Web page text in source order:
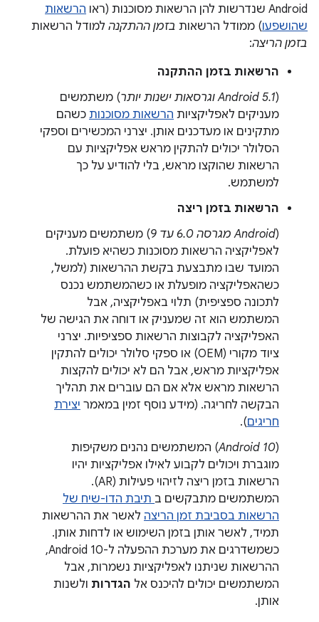
Android שנדרשות להן הרשאות מסוכנות (ראו
הרשאות
שהושפעו) ממודל הרשאות בזמן ההתקנה למודל הרשאות
בזמן הריצה:
הרשאות בזמן ההתקנה
(Android 5.1 וגרסאות ישנות יותר
) משתמשים
מעניקים לאפליקציות הרשאות מסוכנות כשהם
מתקינים או מעדכנים אותן. יצרני המכשירים וספקי
הסלולר יכולים להתקין מראש אפליקציות עם
הרשאות שהוקצו מראש, בלי להודיע על כך
למשתמש.
הרשאות בזמן ריצה
(Android מגרסה 6.0 עד 9
) משתמשים מעניקים
לאפליקציה הרשאות מסוכנות כשהיא פועלת.
המועד שבו מתבצעת בקשת ההרשאות (למשל,
כשהאפליקציה מופעלת או כשהמשתמש נכנס
לתכונה ספציפית) תלוי באפליקציה, אבל
המשתמש הוא זה שמעניק או דוחה את הגישה של
האפליקציה לקבוצות הרשאות ספציפיות. יצרני
ציוד מקורי (OEM) או ספקי סלולר יכולים להתקין
אפליקציות מראש, אבל הם לא יכולים להקצות
הרשאות מראש אלא אם הם עוברים את תהליך
הבקשה לחריגה. (מידע נוסף זמין במאמר יצירת
חריגים).
(
Android 10) המשתמשים נהנים משקיפות
מוגברת ויכולים לקבוע לאילו אפליקציות יהיו
הרשאות בזמן ריצה לזיהוי פעילות (AR).
המשתמשים מתבקשים ב תיבת הדו-שיח של
הרשאות בסביבת זמן הריצה לאשר את ההרשאות
תמיד, לאשר אותן בזמן השימוש או לדחות אותן.
כשמשדרגים את מערכת ההפעלה ל-Android 10,
ההרשאות שניתנו לאפליקציות נשמרות, אבל
המשתמשים יכולים להיכנס אל הגדרות ולשנות
אותן.